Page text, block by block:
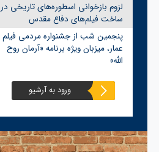
لزوم بازخوانی اسطوره‌های تاریخی در
ساخت فیلم‌های دفاع مقدس
پنجمین شب از جشنواره مردمی فیلم
عمار، میزبان ویژه برنامه «آرمان روح
الله»
ورود به آرشیو